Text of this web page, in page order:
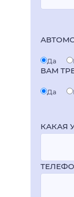
Да
ВАМ
Да
КАКАЯ